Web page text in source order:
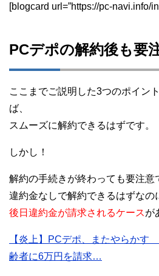
[blogcard url=”https://pc-navi.info/
PCデポの解約後も要
ここまでご説明した3つのポイン
ば、
スムーズに解約できるはずです。
しかし！
解約の手続きが終わっても要注意
違約金なしで解約できるはずなの
後日違約金が請求されるケースが
【炎上】PCデポ、またやらかす
齢者に6万円を請求…